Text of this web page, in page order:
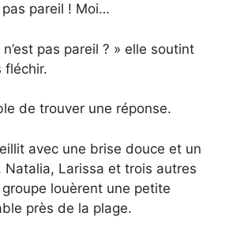
pareil ! Moi…
pas pareil ? » elle soutint
fléchir.
de trouver une réponse.
avec une brise douce et un
Natalia, Larissa et trois autres
louèrent une petite
près de la plage.